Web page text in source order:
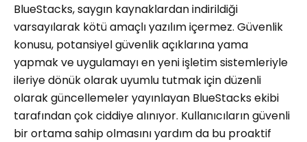
BlueStacks, saygın kaynaklardan indirildiği
varsayılarak kötü amaçlı yazılım içermez. Güvenlik
konusu, potansiyel güvenlik açıklarına yama
yapmak ve uygulamayı en yeni işletim sistemleriyle
ileriye dönük olarak uyumlu tutmak için düzenli
olarak güncellemeler yayınlayan BlueStacks ekibi
tarafından çok ciddiye alınıyor. Kullanıcıların güvenli
bir ortama sahip olmasını yardım da bu proaktif